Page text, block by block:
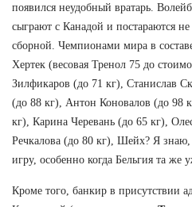
появился неудобный вратарь.
сыграют с Канадой и постараются
сборной. Чемпионами мира в
Хертек (весовая Тренол 75 до
Зилфикаров (до 71 кг), Станислав
(до 88 кг), Антон Коновалов (до 98
кг), Карина Черевань (до 65 кг),
Речкалова (до 80 кг), Шейх? Я знаю,
игру, особенно когда Бельгия та же
Кроме того, банкир в присутствии